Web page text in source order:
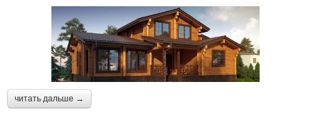
читать дальше →